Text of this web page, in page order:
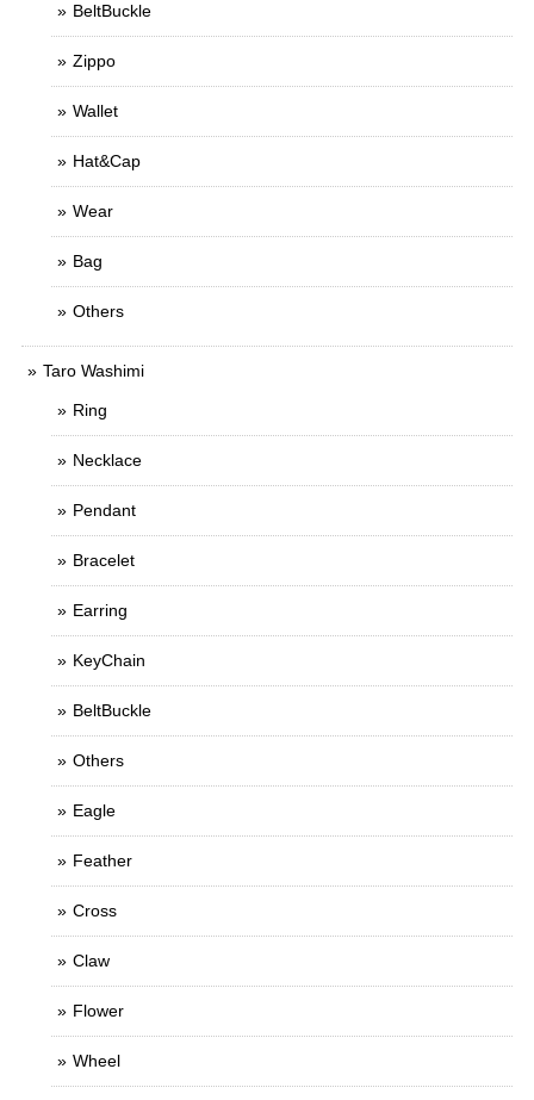
BeltBuckle
Zippo
Wallet
Hat&Cap
Wear
Bag
Others
Taro Washimi
Ring
Necklace
Pendant
Bracelet
Earring
KeyChain
BeltBuckle
Others
Eagle
Feather
Cross
Claw
Flower
Wheel